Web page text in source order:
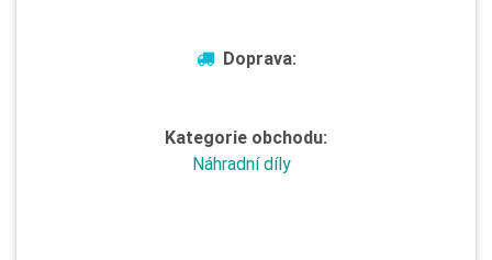
Doprava:
Kategorie obchodu:
Náhradní díly